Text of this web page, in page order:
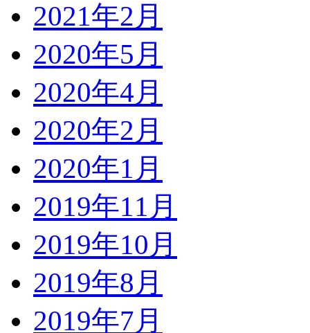
2021年2月
2020年5月
2020年4月
2020年2月
2020年1月
2019年11月
2019年10月
2019年8月
2019年7月